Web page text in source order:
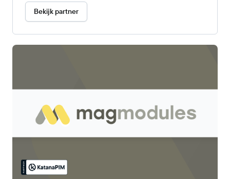
Bekijk partner